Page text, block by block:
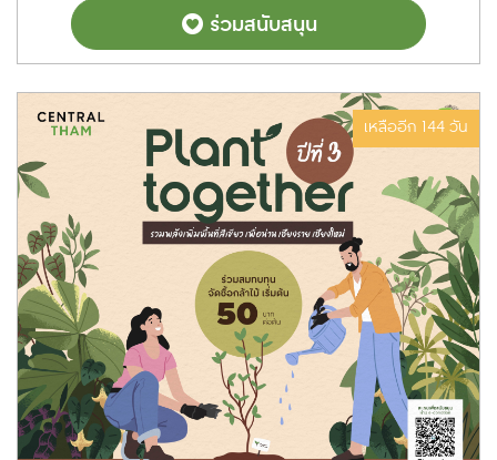
ร่วมสนับสนุน
เหลืออีก 144 วัน